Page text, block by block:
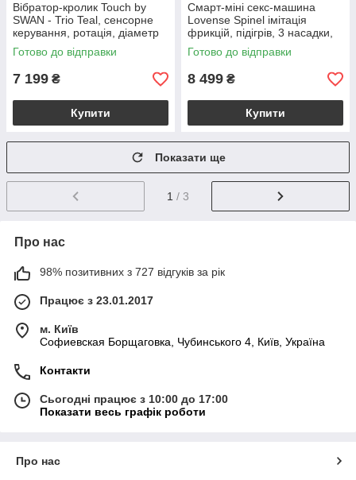
Вібратор-кролик Touch by
SWAN - Trio Teal, сенсорне
керування, ротація, діаметр
3,8 см
Готово до відправки
7 199 ₴
Купити
Смарт-міні секс-машина
Lovense Spinel імітація
фрикцій, підігрів, 3 насадки,
на присосці
Готово до відправки
8 499 ₴
Купити
Показати ще
1 / 3
Про нас
98% позитивних з 727 відгуків за рік
Працює з 23.01.2017
м. Київ
Софиевская Борщаговка, Чубинського 4, Київ, Україна
Контакти
Сьогодні працює з 10:00 до 17:00
Показати весь графік роботи
Про нас